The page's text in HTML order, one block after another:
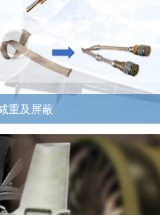
重及屏蔽